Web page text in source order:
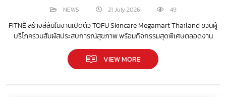
NEWS 21 July 2026 49
FITNÈ สร้างสีสันในงานเปิดตัว TOFU Skincare Megamart Thailand ชวนผู้
บริโภคร่วมสัมผัสประสบการณ์สุขภาพ พร้อมกิจกรรมสุดพิเศษตลอดงาน
VIEW MORE